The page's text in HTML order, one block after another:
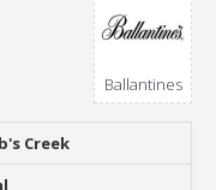
Creek
Ballantines